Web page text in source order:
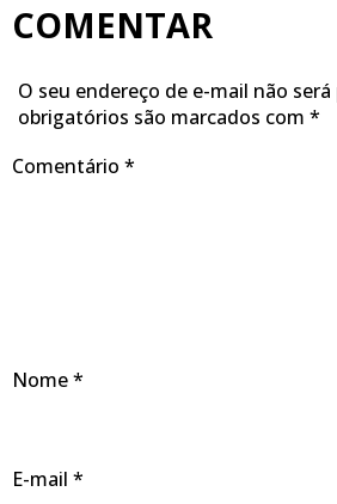
COMENTAR
O seu endereço de e-mail não
obrigatórios são marcados com *
Comentário *
Nome*
E-mail *